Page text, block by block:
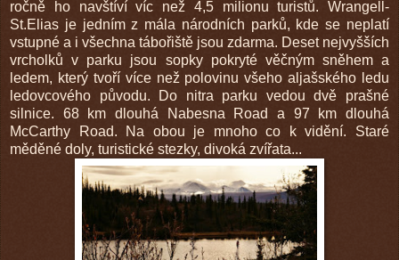
ročně ho navštíví víc než 4,5 milionu turistů. Wrangell-
St.Elias je jedním z mála národních parků, kde se neplatí
vstupné a i všechna tábořiště jsou zdarma. Deset nejvyšších
vrcholků v parku jsou sopky pokryté věčným sněhem a
ledem, který tvoří více než polovinu všeho aljašského ledu
ledovcového původu. Do nitra parku vedou dvě prašné
silnice. 68 km dlouhá Nabesna Road a 97 km dlouhá
McCarthy Road. Na obou je mnoho co k vidění. Staré
měděné doly, turistické stezky, divoká zvířata...